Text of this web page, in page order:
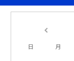
日 月